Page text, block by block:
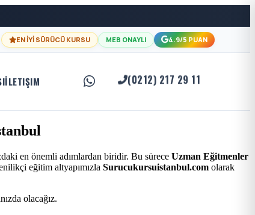
EN İYİ SÜRÜCÜ KURSU MEB ONAYLI 4.9/5 PUAN
İLETIŞIM (0212) 217 29 11
en önemli adımlardan biridir. Bu sürece Uzman Eğitmenler
eğitim altyapımızla Surucukursuistanbul.com olarak
olacağız.